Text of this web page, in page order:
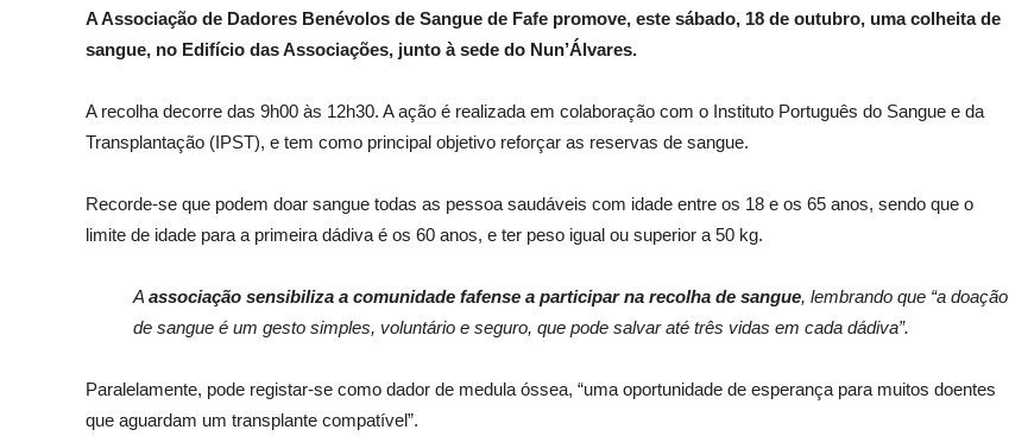
A Associação de Dadores Benévolos de Sangue de Fafe promove, este sábado, 18 de outubro, uma colheita de
sangue, no Edifício das Associações, junto à sede do Nun’Álvares.
A recolha decorre das 9h00 às 12h30. A ação é realizada em colaboração com o Instituto Português do Sangue e da
Transplantação (IPST), e tem como principal objetivo reforçar as reservas de sangue.
Recorde-se que podem doar sangue todas as pessoa saudáveis com idade entre os 18 e os 65 anos, sendo que o
limite de idade para a primeira dádiva é os 60 anos, e ter peso igual ou superior a 50 kg.
A associação sensibiliza a comunidade fafense a participar na recolha de sangue, lembrando que “a doação
de sangue é um gesto simples, voluntário e seguro, que pode salvar até três vidas em cada dádiva”.
Paralelamente, pode registar-se como dador de medula óssea, “uma oportunidade de esperança para muitos doentes
que aguardam um transplante compatível”.